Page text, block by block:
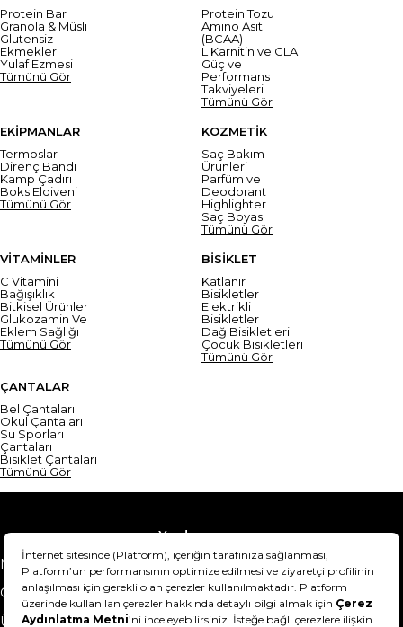
Protein Bar
Granola & Müsli
Glutensiz
Ekmekler
Yulaf Ezmesi
Tümünü Gör
Protein Tozu
Amino Asit
(BCAA)
L Karnitin ve CLA
Güç ve
Performans
Takviyeleri
Tümünü Gör
EKİPMANLAR
Termoslar
Direnç Bandı
Kamp Çadırı
Boks Eldiveni
Tümünü Gör
KOZMETİK
Saç Bakım
Ürünleri
Parfüm ve
Deodorant
Highlighter
Saç Boyası
Tümünü Gör
VİTAMİNLER
C Vitamini
Bağışıklık
Bitkisel Ürünler
Glukozamin Ve
Eklem Sağlığı
Tümünü Gör
BİSİKLET
Katlanır
Bisikletler
Elektrikli
Bisikletler
Dağ Bisikletleri
Çocuk Bisikletleri
Tümünü Gör
ÇANTALAR
Bel Çantaları
Okul Çantaları
Su Sporları
Çantaları
Bisiklet Çantaları
Tümünü Gör
Yardım
Mesafeli Satış Sözleşmesi
Teslimat Bilgisi
Gizlilik Sözleşmesi
Şartlar & Koşullar
Ürünümü nasıl iade
Hakkımızda